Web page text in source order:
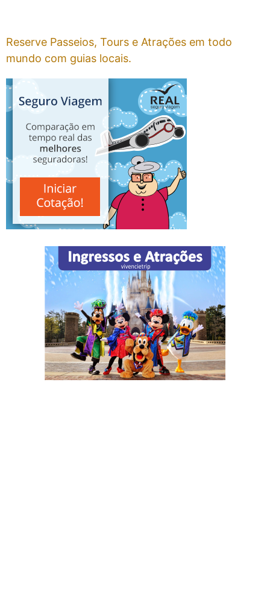
Reserve Passeios, Tours e Atrações em todo
mundo com guias locais.